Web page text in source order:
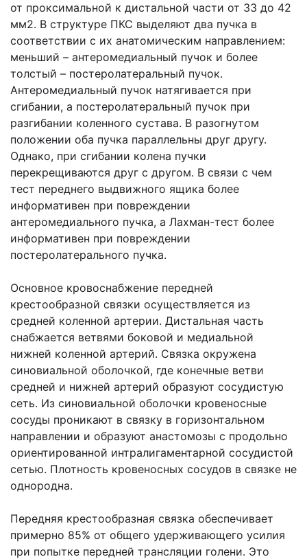
от проксимальной к дистальной части от 33 до 42
мм2. В структуре ПКС выделяют два пучка в
соответствии с их анатомическим направлением:
меньший – антеромедиальный пучок и более
толстый – постеролатеральный пучок.
Антеромедиальный пучок натягивается при
сгибании, а постеролатеральный пучок при
разгибании коленного сустава. В разогнутом
положении оба пучка параллельны друг другу.
Однако, при сгибании колена пучки
перекрещиваются друг с другом. В связи с чем
тест переднего выдвижного ящика более
информативен при повреждении
антеромедиального пучка, а Лахман-тест более
информативен при повреждении
постеролатерального пучка.
Основное кровоснабжение передней
крестообразной связки осуществляется из
средней коленной артерии. Дистальная часть
снабжается ветвями боковой и медиальной
нижней коленной артерий. Связка окружена
синовиальной оболочкой, где конечные ветви
средней и нижней артерий образуют сосудистую
сеть. Из синовиальной оболочки кровеносные
сосуды проникают в связку в горизонтальном
направлении и образуют анастомозы с продольно
ориентированной интралигаментарной сосудистой
сетью. Плотность кровеносных сосудов в связке не
однородна.
Передняя крестообразная связка обеспечивает
примерно 85% от общего удерживающего усилия
при попытке передней трансляции голени. Это